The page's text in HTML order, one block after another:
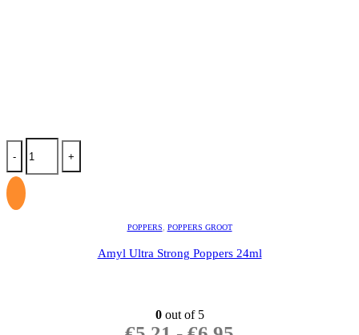
- +
POPPERS, POPPERS GROOT
Amyl Ultra Strong Poppers 24ml
0out of 5